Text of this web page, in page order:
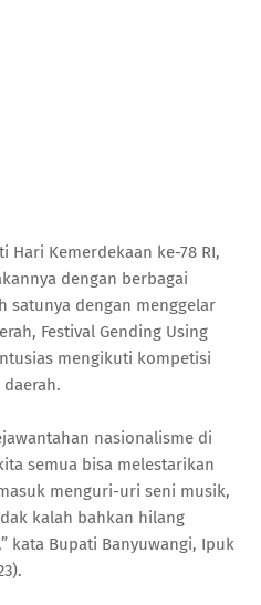
Hari Kemerdekaan ke-78 RI,
dengan berbagai
satunya dengan menggelar
Festival Gending Using
mengikuti kompetisi
nasionalisme di
semua bisa melestarikan
menguri-uri seni musik,
kalah bahkan hilang
kata Bupati Banyuwangi, Ipuk